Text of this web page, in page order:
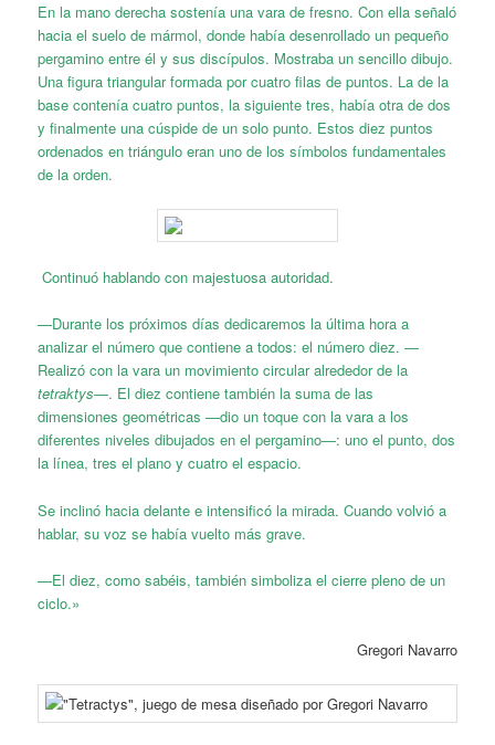
En la mano derecha sostenía una vara de fresno. Con ella señaló
hacia el suelo de mármol, donde había desenrollado un pequeño
pergamino entre él y sus discípulos. Mostraba un sencillo dibujo.
Una figura triangular formada por cuatro filas de puntos. La de la
base contenía cuatro puntos, la siguiente tres, había otra de dos
y finalmente una cúspide de un solo punto. Estos diez puntos
ordenados en triángulo eran uno de los símbolos fundamentales
de la orden.
Continuó hablando con majestuosa autoridad.
—Durante los próximos días dedicaremos la última hora a
analizar el número que contiene a todos: el número diez. —
Realizó con la vara un movimiento circular alrededor de la
tetraktys—. El diez contiene también la suma de las
dimensiones geométricas —dio un toque con la vara a los
diferentes niveles dibujados en el pergamino—: uno el punto, dos
la línea, tres el plano y cuatro el espacio.
Se inclinó hacia delante e intensificó la mirada. Cuando volvió a
hablar, su voz se había vuelto más grave.
—El diez, como sabéis, también simboliza el cierre pleno de un
ciclo.»
Gregori Navarro